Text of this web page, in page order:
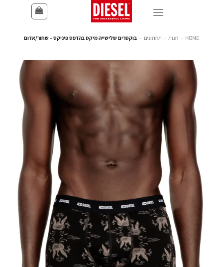
HOME
- חנות - תחתונים - בוקסרים שלישייה מיקס בהדפס פיניקס – שחור/אדום